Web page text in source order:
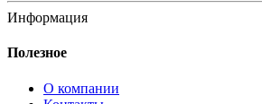
Информация
Полезное
О компании